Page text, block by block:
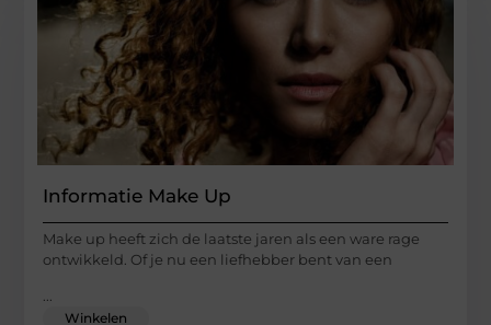
Informatie Make Up
Make up heeft zich de laatste jaren als een ware rage
ontwikkeld. Of je nu een liefhebber bent van een
...
Winkelen